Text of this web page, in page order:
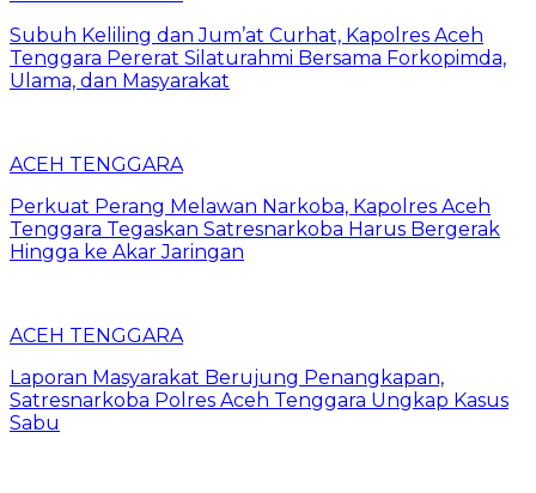
Subuh Keliling dan Jum’at Curhat, Kapolres Aceh
Tenggara Pererat Silaturahmi Bersama Forkopimda,
Ulama, dan Masyarakat
ACEH TENGGARA
Perkuat Perang Melawan Narkoba, Kapolres Aceh
Tenggara Tegaskan Satresnarkoba Harus Bergerak
Hingga ke Akar Jaringan
ACEH TENGGARA
Laporan Masyarakat Berujung Penangkapan,
Satresnarkoba Polres Aceh Tenggara Ungkap Kasus
Sabu